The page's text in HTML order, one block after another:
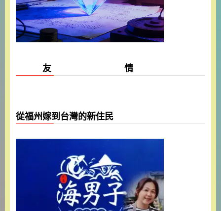
友 情
從福州嫁到台灣的新住民